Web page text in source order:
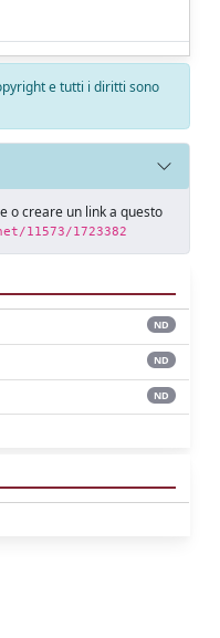
e tutti i diritti sono
o creare un link a questo
11573/1723382
ND
ND
ND